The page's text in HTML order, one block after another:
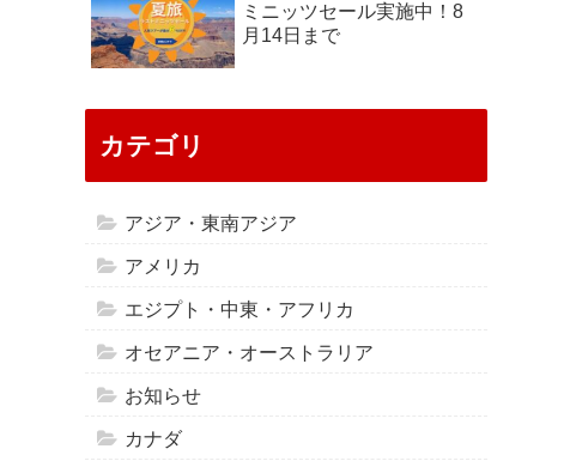
ミニッツセール実施中！8
月14日まで
カテゴリ
アジア・東南アジア
アメリカ
エジプト・中東・アフリカ
オセアニア・オーストラリア
お知らせ
カナダ